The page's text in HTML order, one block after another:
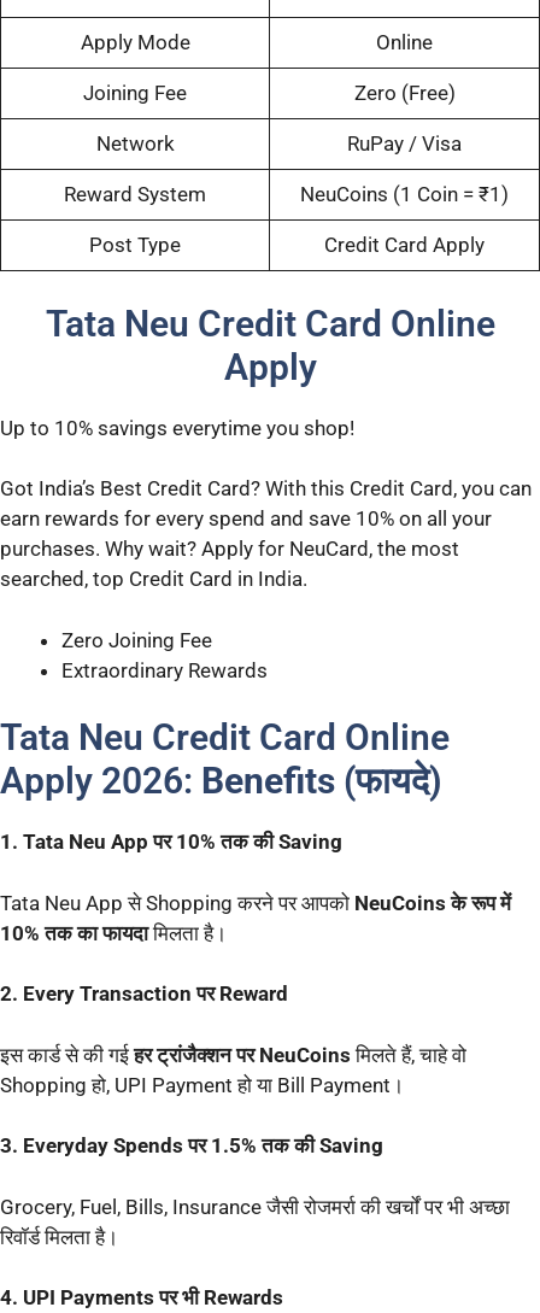
Apply Mode Online
Joining Fee Zero (Free)
Network RuPay / Visa
Reward System NeuCoins (1 Coin = ₹1)
Post Type Credit Card Apply
Tata Neu Credit Card Online
Apply
Up to 10% savings everytime you shop!
Got India’s Best Credit Card? With this Credit Card, you can
earn rewards for every spend and save 10% on all your
purchases. Why wait? Apply for NeuCard, the most
searched, top Credit Card in India.
Zero Joining Fee
Extraordinary Rewards
Tata Neu Credit Card Online
Apply 2026: Benefits (फायदे)
1. Tata Neu App पर 10% तक की Saving
Tata Neu App से Shopping करने पर आपको NeuCoins के रूप में
10% तक का फायदामिलता है।
2. Every Transaction पर Reward
इस कार्ड से की गईहर ट्रांजैक्शन पर NeuCoins मिलते हैं, चाहे वो
Shopping हो, UPI Payment हो या Bill Payment।
3. Everyday Spends पर 1.5% तक की Saving
Grocery, Fuel, Bills, Insurance जैसी रोजमर्रा की खर्चों पर भी अच्छा
रिवॉर्ड मिलता है।
4. UPI Payments पर भी Rewards